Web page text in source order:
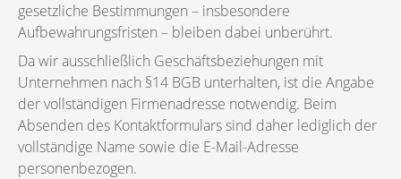
gesetzliche Bestimmungen – insbesondere
Aufbewahrungsfristen – bleiben dabei unberührt.
Da wir ausschließlich Geschäftsbeziehungen mit
Unternehmen nach §14 BGB unterhalten, ist die Angabe
der vollständigen Firmenadresse notwendig. Beim
Absenden des Kontaktformulars sind daher lediglich der
vollständige Name sowie die E-Mail-Adresse
personenbezogen.